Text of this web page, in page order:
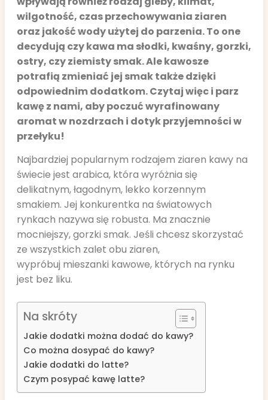
wilgotność, czas przechowywania ziaren
oraz jakość wody użytej do parzenia. To one
decydują czy kawa ma słodki, kwaśny, gorzki,
ostry, czy ziemisty smak. Ale kawosze
potrafią zmieniać jej smak także dzięki
odpowiednim dodatkom. Czytaj więc i parz
kawę z nami, aby poczuć wyrafinowany
aromat w nozdrzach i dotyk przyjemności w
przełyku!
Najbardziej popularnym rodzajem ziaren kawy na
świecie jest arabica, która wyróżnia się
delikatnym, łagodnym, lekko korzennym
smakiem. Jej konkurentka na światowych
rynkach nazywa się robusta. Ma znacznie
mocniejszy, gorzki smak. Jeśli chcesz skorzystać
ze wszystkich zalet obu ziaren,
wypróbuj mieszanki kawowe, których na rynku
jest bez liku.
Na skróty
Jakie dodatki można dodać do kawy?
Co można dosypać do kawy?
Jakie dodatki do latte?
Czym posypać kawę latte?